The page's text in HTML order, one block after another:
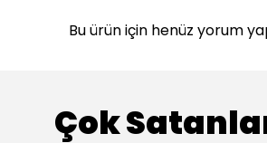
Bu ürün için henüz yorum
Çok